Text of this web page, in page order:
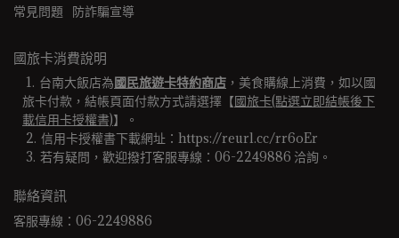
常見問題
防詐騙宣導
國旅卡消費說明
台南大飯店為國民旅遊卡特約商店 ，美食購線上消費，如以國
旅卡付款，結帳頁面付款方式請選擇【國旅卡(點選立即結帳後下
載信用卡授權書)】。
信用卡授權書下載網址：https://reurl.cc/rr6oEr
若有疑問，歡迎撥打客服專線：06-2249886 洽詢。
聯絡資訊
客服專線：06-2249886